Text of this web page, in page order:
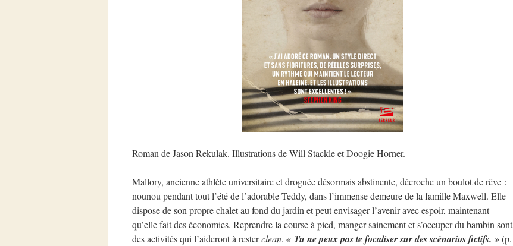
Roman de Jason Rekulak. Illustrations de Will Stackle et Doogie Horner.
Mallory, ancienne athlète universitaire et droguée désormais abstinente, décroche un boulot de rêve :
nounou pendant tout l’été de l’adorable Teddy, dans l’immense demeure de la famille Maxwell. Elle
dispose de son propre chalet au fond du jardin et peut envisager l’avenir avec espoir, maintenant
qu’elle fait des économies. Reprendre la course à pied, manger sainement et s’occuper du bambin sont
des activités qui l’aideront à resterclean. « Tu ne peux pas te focaliser sur des scénarios fictifs. »(p.